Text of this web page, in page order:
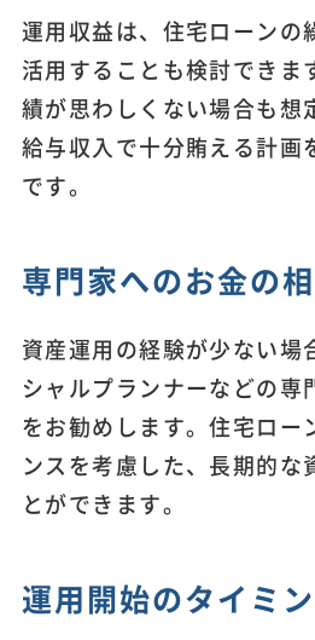
運用収益は、住宅ローンの
活用することも検討できま
績が思わしくない場合も想
給与収入で十分賄える計画
です。
専門家へのお金の
資産運用の経験が少ない場
シャルプランナーなどの専
をお勧めします。住宅ロー
ンスを考慮した、長期的な
とができます。
運用開始のタイミ